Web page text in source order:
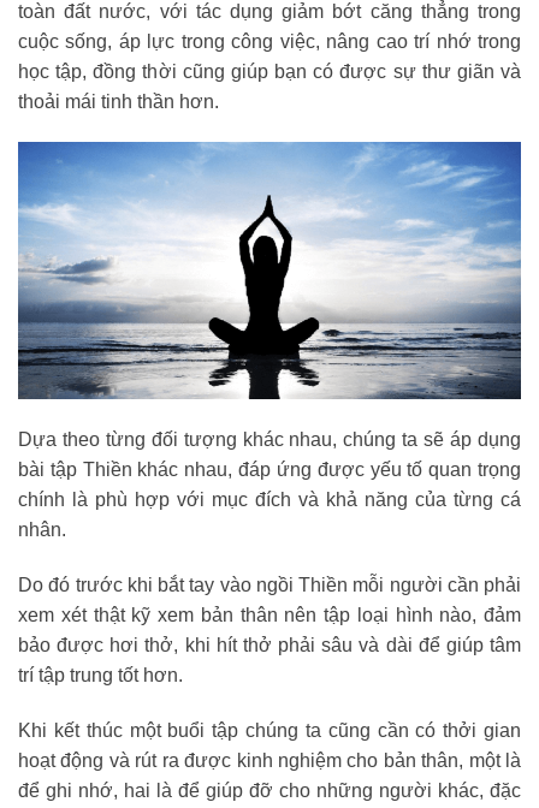
toàn đất nước, với tác dụng giảm bớt căng thẳng trong
cuộc sống, áp lực trong công việc, nâng cao trí nhớ trong
học tập, đồng thời cũng giúp bạn có được sự thư giãn và
thoải mái tinh thần hơn.
Dựa theo từng đối tượng khác nhau, chúng ta sẽ áp dụng
bài tập Thiền khác nhau, đáp ứng được yếu tố quan trọng
chính là phù hợp với mục đích và khả năng của từng cá
nhân.
Do đó trước khi bắt tay vào ngồi Thiền mỗi người cần phải
xem xét thật kỹ xem bản thân nên tập loại hình nào, đảm
bảo được hơi thở, khi hít thở phải sâu và dài để giúp tâm
trí tập trung tốt hơn.
Khi kết thúc một buổi tập chúng ta cũng cần có thởi gian
hoạt động và rút ra được kinh nghiệm cho bản thân, một là
để ghi nhớ, hai là để giúp đỡ cho những người khác, đặc